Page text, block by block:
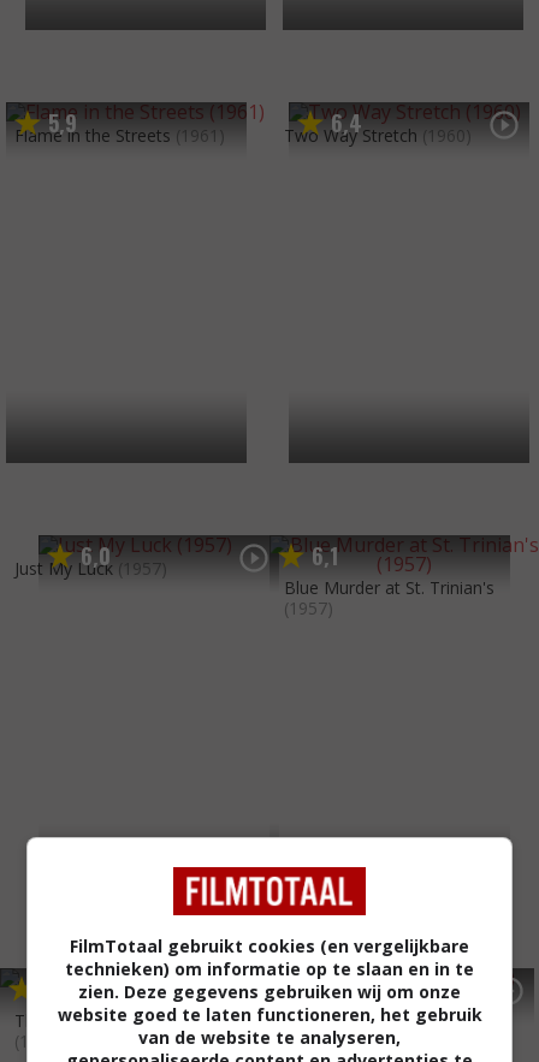
5,9
Flame in the Streets (1961) 6,4
Two Way Stretch (1960)
6,0
Just My Luck (1957) 6,1
Blue Murder at St. Trinian's
(1957)
The Tommy Steele Story
(1957)
6,3
Up in the World (1956)
FilmTotaal gebruikt cookies (en vergelijkbare
technieken) om informatie op te slaan en in te
zien. Deze gegevens gebruiken wij om onze
website goed te laten functioneren, het gebruik
van de website te analyseren,